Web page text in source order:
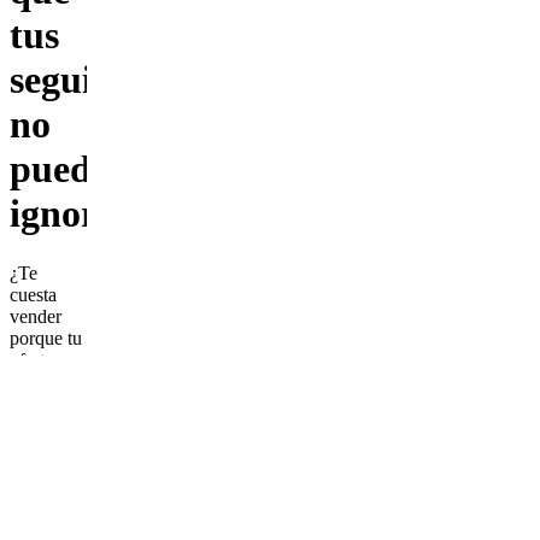
tus
seguidores
no
puedan
ignorar
¿Te
cuesta
vender
porque tu
oferta no